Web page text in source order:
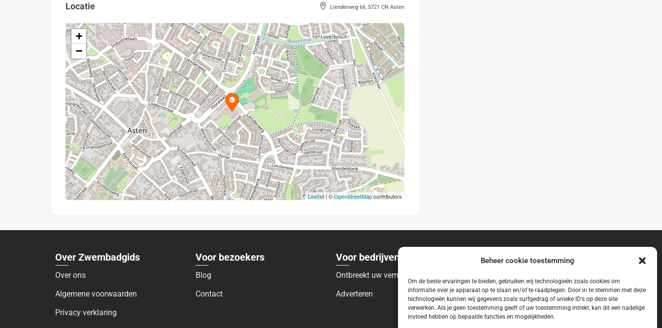
Beheer cookie toestemming
Om de beste ervaringen te bieden, gebruiken wij technologieën zoals cookies om
informatie over je apparaat op te slaan en/of te raadplegen. Door in te stemmen met deze
technologieën kunnen wij gegevens zoals surfgedrag of unieke ID's op deze site
verwerken. Als je geen toestemming geeft of uw toestemming intrekt, kan dit een nadelige
invloed hebben op bepaalde functies en mogelijkheden.
Locatie Lienderweg 66, 5721 CN Asten
+
−
Leaflet | ©OpenStreetMapcontributors
Over Zwembadgids
Over ons
Algemene voorwaarden
Privacy verklaring
Voor bezoekers
Blog
Contact
Voor bedrijven
Ontbreekt uw vermelding?
Adverteren